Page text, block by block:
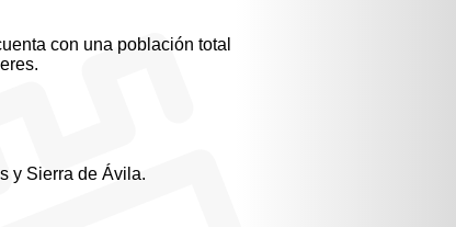
con una población total
y Sierra de Ávila.